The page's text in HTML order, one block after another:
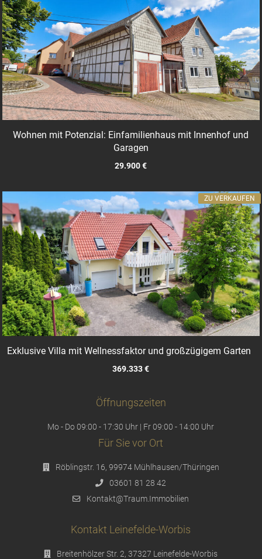
Wohnen mit Potenzial: Einfamilienhaus mit Innenhof und
Garagen
29.900 €
Exklusive Villa mit Wellnessfaktor und großzügigem Garten
369.333 €
ZU VERKAUFEN
Öffnungszeiten
Mo - Do 09:00 - 17:30 Uhr | Fr 09:00 - 14:00 Uhr
Für Sie vor Ort
Röblingstr. 16, 99974 Mühlhausen/Thüringen
03601 81 28 42
Kontakt@Traum.Immobilien
Kontakt Leinefelde-Worbis
Breitenhölzer Str. 2, 37327 Leinefelde-Worbis